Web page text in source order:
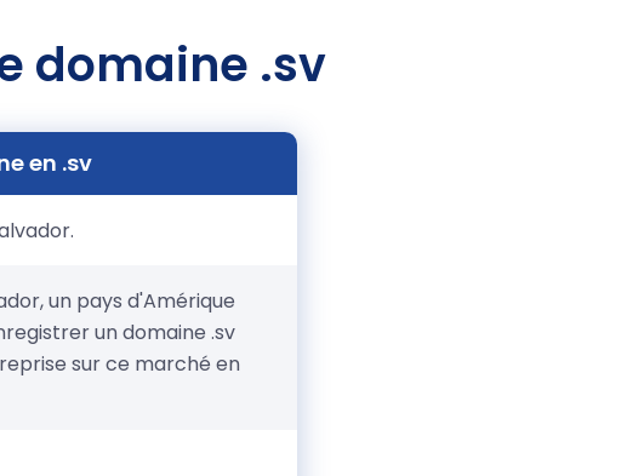
domaine .sv
en .sv
un pays d'Amérique
un domaine .sv
sur ce marché en